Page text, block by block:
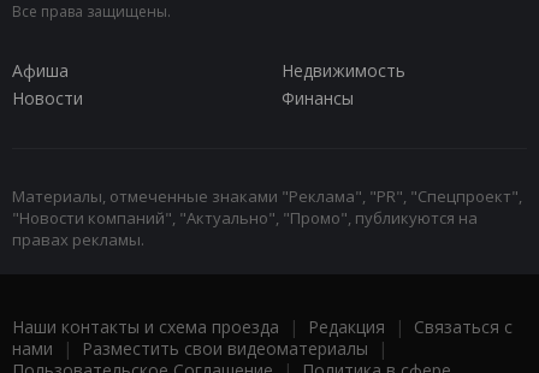
Все права защищены.
Афиша
Недвижимость
Новости
Финансы
Материалы, отмеченные знаками "Реклама", "PR", "Спецпроект",
"Новости компаний", "Актуально", "Промо", публикуются на
правах рекламы.
Наши контакты и схема проезда | Редакция | Связаться с
нами | Разместить свои видеоматериалы |